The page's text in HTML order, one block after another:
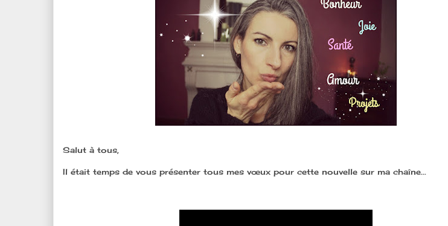
Salut à tous,
Il était temps de vous présenter tous mes vœux pour cette nouvelle sur ma chaîne...